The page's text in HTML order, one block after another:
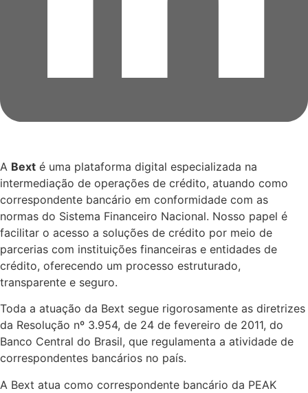
A Bext é uma plataforma digital especializada na
intermediação de operações de crédito, atuando como
correspondente bancário em conformidade com as
normas do Sistema Financeiro Nacional. Nosso papel é
facilitar o acesso a soluções de crédito por meio de
parcerias com instituições financeiras e entidades de
crédito, oferecendo um processo estruturado,
transparente e seguro.
Toda a atuação da Bext segue rigorosamente as diretrizes
da Resolução nº 3.954, de 24 de fevereiro de 2011, do
Banco Central do Brasil, que regulamenta a atividade de
correspondentes bancários no país.
A Bext atua como correspondente bancário da PEAK